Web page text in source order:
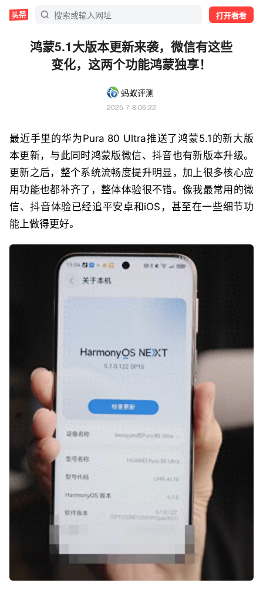
打开看看
鸿蒙5.1大版本更新来袭，微信有这些
变化，这两个功能鸿蒙独享！
蚂蚁评测
2025-7-8 06:22
最近手里的华为Pura 80 Ultra推送了鸿蒙5.1的新大版
本更新，与此同时鸿蒙版微信、抖音也有新版本升级。
更新之后，整个系统流畅度提升明显，加上很多核心应
用功能也都补齐了，整体体验很不错。像我最常用的微
信、抖音体验已经追平安卓和iOS，甚至在一些细节功
能上做得更好。